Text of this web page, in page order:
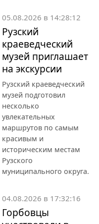
05.08.2026 в 14:28:12
Рузский
краеведческий
музей приглашает
на экскурсии
Рузский краеведческий
музей подготовил
несколько
увлекательных
маршрутов по самым
красивым и
историческим местам
Рузского
муниципального округа.
04.08.2026 в 17:32:16
Горбовцы